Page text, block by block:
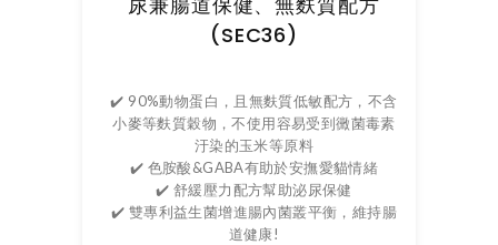
(SEC36)
✔️ 90%動物蛋白，且無麩質低敏配方，不含
小麥等麩質穀物，不使用容易受到黴菌毒素
汙染的玉米等原料
✔️ 色胺酸&GABA有助於安撫愛貓情緒
✔️ 舒緩壓力配方幫助泌尿保健
✔️ 雙專利益生菌增進腸內菌叢平衡，維持腸
道健康!